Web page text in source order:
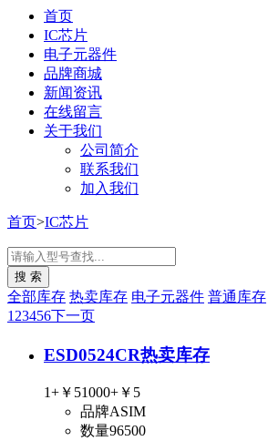
首页
IC芯片
电子元器件
品牌商城
新闻资讯
在线留言
关于我们
公司简介
联系我们
加入我们
首页>IC芯片
全部库存 热卖库存 电子元器件 普通库存
1 23456下一页
ESD0524CR热卖库存
1+ ￥51000+ ￥5
品牌ASIM
数量96500